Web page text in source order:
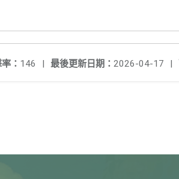
最後更新日期： 2026-04-17
： 146